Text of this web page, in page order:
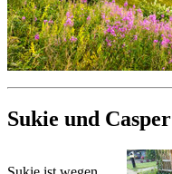
Sukie und Casper